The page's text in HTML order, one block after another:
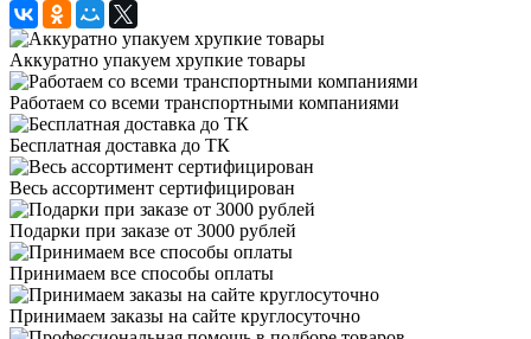
Аккуратно упакуем хрупкие товары
Работаем со всеми транспортными компаниями
Бесплатная доставка до ТК
Весь ассортимент сертифицирован
Подарки при заказе от 3000 рублей
Принимаем все способы оплаты
Принимаем заказы на сайте круглосуточно